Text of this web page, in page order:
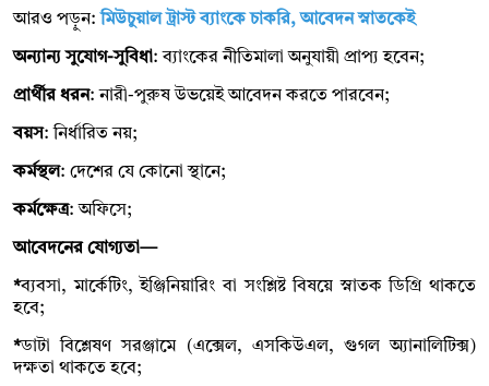
আরও পড়ুন:মিউচুয়াল ট্রাস্ট ব্যাংকে চাকরি, আবেদন স্নাতকেই
অন্যান্য সুযোগ-সুবিধা: ব্যাংকের নীতিমালা অনুযায়ী প্রাপ্য হবেন;
প্রার্থীর ধরন: নারী-পুরুষ উভয়েই আবেদন করতে পারবেন;
বয়স: নির্ধারিত নয়;
কর্মস্থল: দেশের যে কোনো স্থানে;
কর্মক্ষেত্র: অফিসে;
আবেদনের যোগ্যতা—
*ব্যবসা, মার্কেটিং, ইঞ্জিনিয়ারিং বা সংশ্লিষ্ট বিষয়ে স্নাতক ডিগ্রি থাকতে
হবে;
*ডাটা বিশ্লেষণ সরঞ্জামে (এক্সেল, এসকিউএল, গুগল অ্যানালিটিক্স)
দক্ষতা থাকতে হবে;